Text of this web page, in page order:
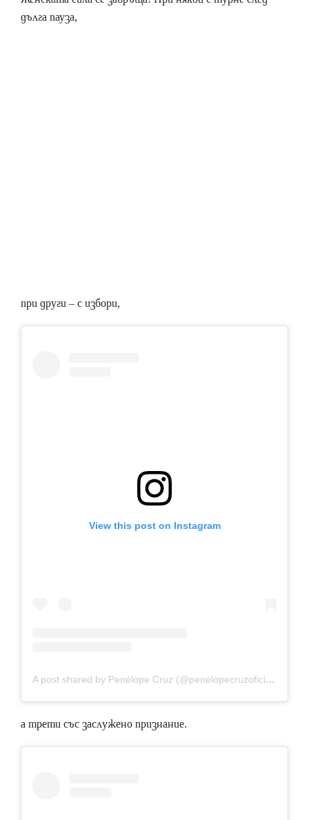
дълга пауза,
при други – с избори,
View this post on Instagram
A post shared by Penélope Cruz (@penelopecruzoficial)
а трети със заслужено признание.